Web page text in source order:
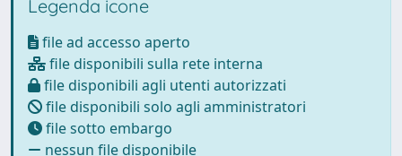
Legenda icone
file ad accesso aperto
file disponibili sulla rete interna
file disponibili agli utenti autorizzati
file disponibili solo agli amministratori
file sotto embargo
nessun file disponibile